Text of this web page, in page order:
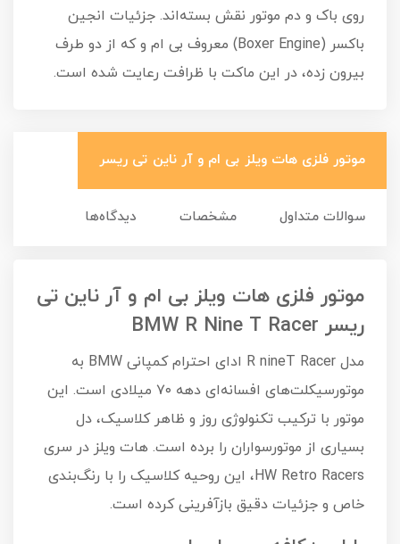
روی باک و دم موتور نقش بسته‌اند. جزئیات انجین
باکسر (Boxer Engine) معروف بی ام و که از دو طرف
بیرون زده، در این ماکت با ظرافت رعایت شده است.
موتور فلزی هات ویلز بی ام و آر ناین تی ریسر
سوالات متداول مشخصات دیدگاه‌ها
موتور فلزی هات ویلز بی ام و آر ناین تی
ریسر BMW R Nine T Racer
مدل R nineT Racer ادای احترام کمپانی BMW به
موتورسیکلت‌های افسانه‌ای دهه ۷۰ میلادی است. این
موتور با ترکیب تکنولوژی روز و ظاهر کلاسیک، دل
بسیاری از موتورسواران را برده است. هات ویلز در سری
HW Retro Racers، این روحیه کلاسیک را با رنگ‌بندی
خاص و جزئیات دقیق بازآفرینی کرده است.